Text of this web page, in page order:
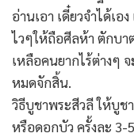
อ่านเอา เดี๋ยวจำได้เอ
ไวๆให้ถือศีลห้า ตักบา
เหลือคนยากไร้ต่างๆ
หมดจักสิ้น.
วิธีบูชาพระสีวลี ให้บูช
หรือดอกบัว ครั้งละ 3-